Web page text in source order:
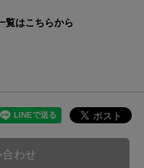
覧はこちらから
わせ